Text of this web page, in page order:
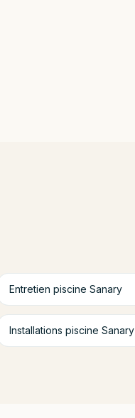
Entretien piscine Sanary
Installations piscine Sanary